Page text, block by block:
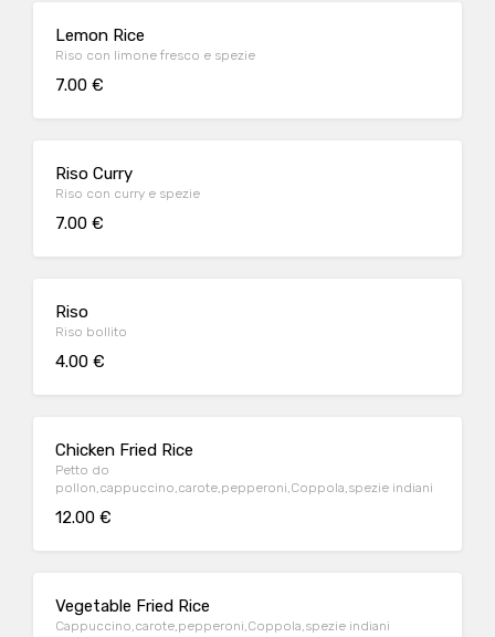
Lemon Rice
Riso con limone fresco e spezie
7.00 €
Riso Curry
Riso con curry e spezie
7.00 €
Riso
Riso bollito
4.00 €
Chicken Fried Rice
Petto do
pollon,cappuccino,carote,pepperoni,Coppola,spezie indiani
12.00 €
Vegetable Fried Rice
Cappuccino,carote,pepperoni,Coppola,spezie indiani